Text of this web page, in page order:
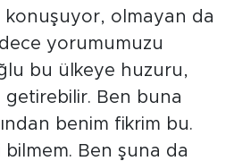
konuşuyor, olmayan da
yorumumuzu
bu ülkeye huzuru,
getirebilir. Ben buna
benim fikrim bu.
bilmem. Ben şuna da